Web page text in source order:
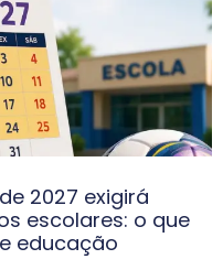
2027 exigirá
escolares: o que
educação